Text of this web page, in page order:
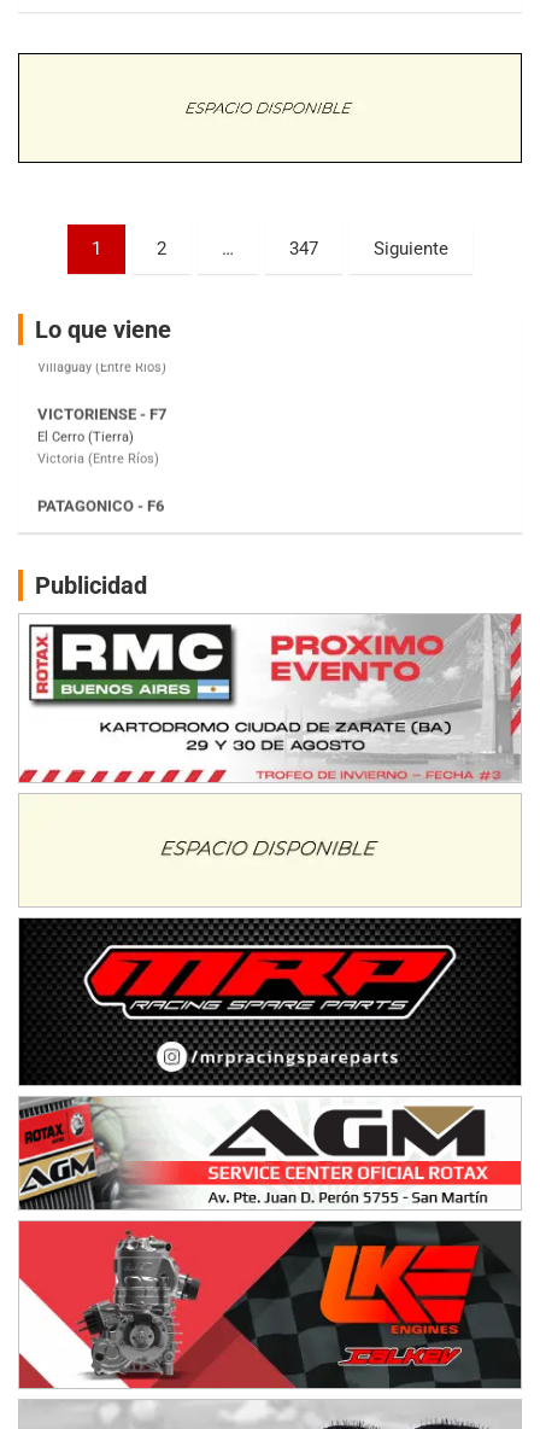
Paginación
entradas
1 2 … 347 Siguiente
Lo que viene
Parque de la Velocidad (Asfalto)
Villaguay (Entre Ríos)
El Cerro (Tierra)
Victoria (Entre Ríos)
Moto Club Reginense (Tierra)
Gral. E. Godoy (Río Negro)
Juventud Unida (Tierra)
NORESTE SANTAFESINO - F6
Ciudad de Avellaneda (Asfalto)
Avellaneda (Santa Fe)
SUR SANTAFESINO - F4
José Samuel Sánchez (Tierra)
Rufino (Santa Fe)
Juan Navarro (Asfalto)
COBERTURA ESPECIAL DE E-KART.COM.AR
IAME SERIES ARGENTINA 6
Ramiro Tot (Asfalto)
Baradero (Buenos Aires)
KDO - F6
Ciudad de Trenque Lauquen (Asfalto)
Trenque Lauquen (Buenos Aires)
ENTRERRIANO - F6 (POSTERGADA)
Parque de la Velocidad (Asfalto)
Villaguay (Entre Ríos)
VICTORIENSE - F7
El Cerro (Tierra)
Victoria (Entre Ríos)
PATAGONICO - F6
Moto Club Reginense (Tierra)
Gral. E. Godoy (Río Negro)
CSK - F7
Juventud Unida (Tierra)
Humboldt (Santa Fe)
Publicidad